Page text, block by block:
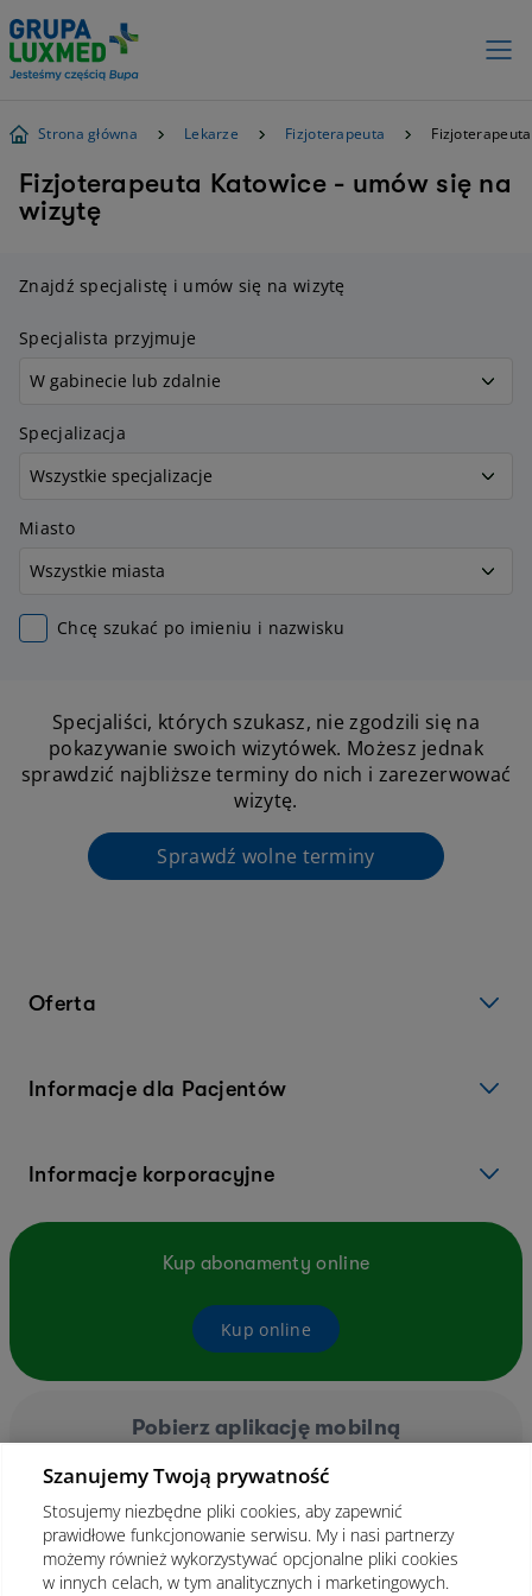
Strona główna Lekarze Fizjoterapeuta
Fizjoterapeuta Katowice - umów się na
wizytę
Znajdź specjalistę i umów się na wizytę
Specjalista przyjmuje
Specjalizacja
Miasto
Chcę szukać po imieniu i nazwisku
Specjaliści, których szukasz, nie zgodzili się na
pokazywanie swoich wizytówek. Możesz jednak
sprawdzić najbliższe terminy do nich i zarezerwować
wizytę.
Sprawdź wolne terminy
Oferta
Informacje dla Pacjentów
Informacje korporacyjne
Kup abonamenty online
Kup online
Pobierz aplikację mobilną
Szanujemy Twoją prywatność
Stosujemy niezbędne pliki cookies, aby zapewnić
prawidłowe funkcjonowanie serwisu. My i nasi partnerzy
możemy również wykorzystywać opcjonalne pliki cookies
w innych celach, w tym analitycznych i marketingowych.